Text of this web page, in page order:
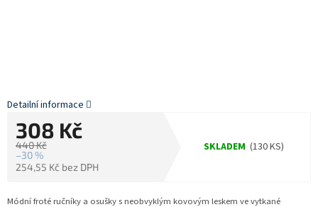
440 Kč
–30 %
308 Kč
254,55 Kč bez DPH
cena:
SKLADEM (130 KS)
Módní froté ručníky a osušky s neobvyklým kovovým leskem ve vytkané
Detailní informace